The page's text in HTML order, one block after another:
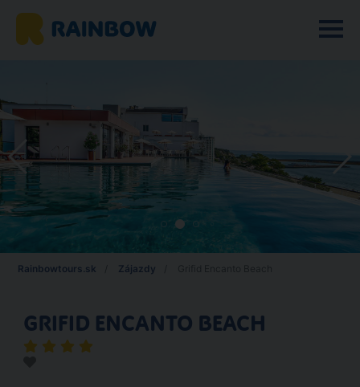
Rainbowtours.sk Zájazdy
GRIFID ENCANTO BEACH